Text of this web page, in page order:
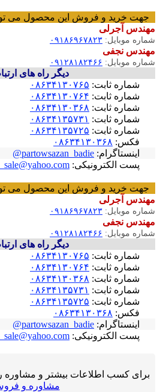
جهت خرید و فروش این محصول می
مهندس آجرلی
شماره موبایل: ۰۹۱۸۶۹۶۷۸۲۳
مهندس نجفی
شماره موبایل: ۰۹۱۲۸۱۸۲۴۶۶
دیگر راه های
شماره ثابت: ۰۸۶۳۴۱۳۰۷۶۵
شماره ثابت: ۰۸۶۳۴۱۳۰۷۶۴
شماره ثابت: ۰۸۶۳۴۱۳۰۳۶۸
شماره ثابت: ۰۸۶۳۴۱۳۵۷۳۱
شماره ثابت: ۰۸۶۳۴۱۳۵۷۲۵
فکس: ۰۸۶۳۴۱۳۰۳۶۸
اینستاگرام: partowsazan_badie@
پست الکترونیکی:
جهت خرید و فروش این محصول می
مهندس آجرلی
شماره موبایل: ۰۹۱۸۶۹۶۷۸۲۳
مهندس نجفی
شماره موبایل: ۰۹۱۲۸۱۸۲۴۶۶
دیگر راه های
شماره ثابت: ۰۸۶۳۴۱۳۰۷۶۵
شماره ثابت: ۰۸۶۳۴۱۳۰۷۶۴
شماره ثابت: ۰۸۶۳۴۱۳۰۳۶۸
شماره ثابت: ۰۸۶۳۴۱۳۵۷۳۱
شماره ثابت: ۰۸۶۳۴۱۳۵۷۲۵
فکس: ۰۸۶۳۴۱۳۰۳۶۸
اینستاگرام: partowsazan_badie@
پست الکترونیکی:
برای کسب اطلاعات بیشتر و مشاوره
مشاوره و